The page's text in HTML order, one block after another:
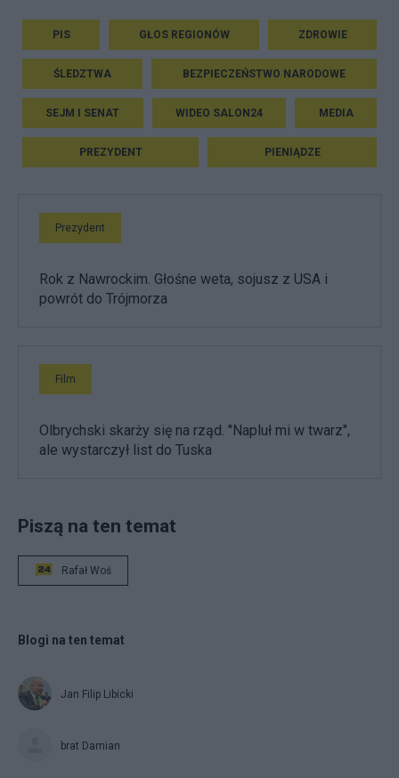
PIS GŁOS REGIONÓW ZDROWIE
ŚLEDZTWA BEZPIECZEŃSTWO NARODOWE
SEJM I SENAT WIDEO SALON24 MEDIA
PREZYDENT PIENIĄDZE
Prezydent
Rok z Nawrockim. Głośne weta, sojusz z USA i
powrót do Trójmorza
Film
Olbrychski skarży się na rząd. "Napluł mi w twarz",
ale wystarczył list do Tuska
Piszą na ten temat
Rafał Woś
Blogi na ten temat
Jan Filip Libicki
brat Damian